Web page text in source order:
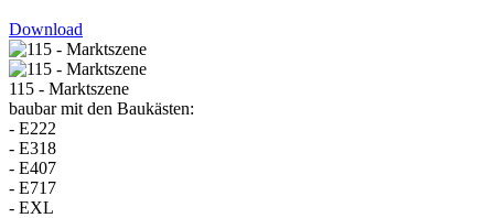
Download
115 - Marktszene
baubar mit den Baukästen:
- E222
- E318
- E407
- E717
- EXL